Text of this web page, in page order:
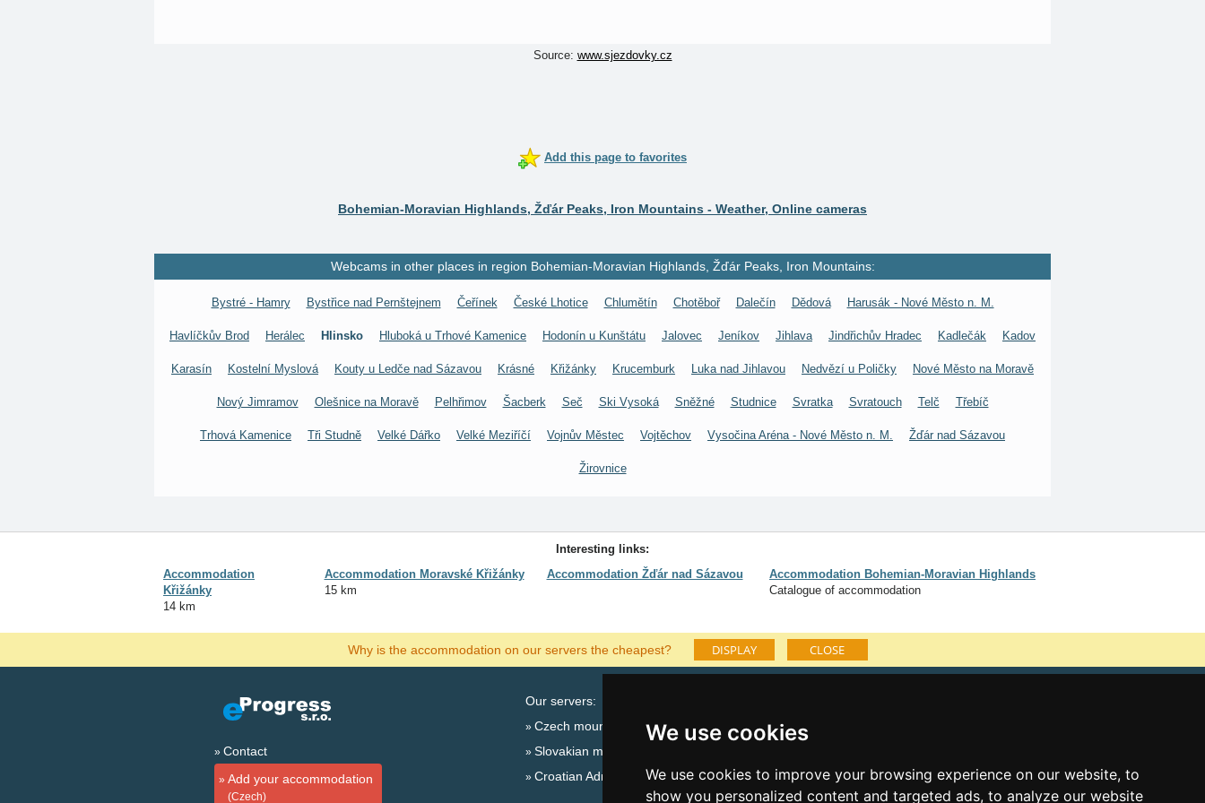
We use cookies
We use cookies to improve your browsing experience on our website, to
show you personalized content and targeted ads, to analyze our website
Source: www.sjezdovky.cz
Add this page to favorites
Bohemian-Moravian Highlands, Žďár Peaks, Iron Mountains - Weather, Online cameras
Webcams in other places in region Bohemian-Moravian Highlands, Žďár Peaks, Iron Mountains:
Bystré - Hamry Bystřice nad Pernštejnem Čeřínek České Lhotice Chlumětín Chotěboř Dalečín Dědová Harusák - Nové Město n. M.
Havlíčkův Brod Herálec Hlinsko Hluboká u Trhové Kamenice Hodonín u Kunštátu Jalovec Jeníkov Jihlava Jindřichův Hradec Kadlečák Kadov
Karasín Kostelní Myslová Kouty u Ledče nad Sázavou Krásné Křižánky Krucemburk Luka nad Jihlavou Nedvězí u Poličky Nové Město na Moravě
Nový Jimramov Olešnice na Moravě Pelhřimov Šacberk Seč Ski Vysoká Sněžné Studnice Svratka Svratouch Telč Třebíč
Trhová Kamenice Tři Studně Velké Dářko Velké Meziříčí Vojnův Městec Vojtěchov Vysočina Aréna - Nové Město n. M. Žďár nad Sázavou
Žirovnice
Interesting links:
Accommodation
Křižánky
14 km
Accommodation Moravské Křižánky
15 km
Accommodation Žďár nad Sázavou
Accommodation Bohemian-Moravian Highlands
Catalogue of accommodation
Why is the accommodation on our servers the cheapest? DISPLAY CLOSE
Contact
Add your accommodation
(Czech)
Our servers:
Czech mountains
Slovakian mountains
Croatian Adriatic
Lastminute Bohemian-Moravian Highlands
New year's eve Bohemian-Moravian Highlands